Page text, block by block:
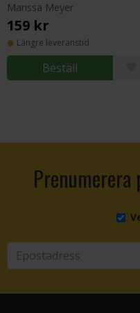
Marissa Meyer
159 kr
Längre leveranstid
Beställ